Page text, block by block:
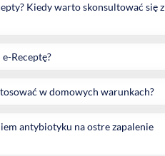
Kiedy warto skonsultować się z
Receptę?
w domowych warunkach?
antybiotyku na ostre zapalenie